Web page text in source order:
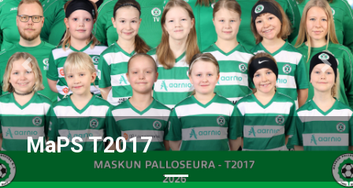
MaPS T2017
Previous